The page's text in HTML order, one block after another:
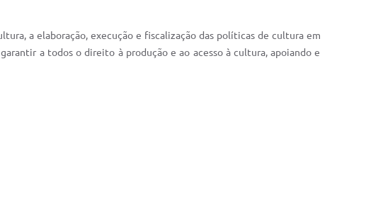
a elaboração, execução e fiscalização das políticas de cultura em
a todos o direito à produção e ao acesso à cultura, apoiando e